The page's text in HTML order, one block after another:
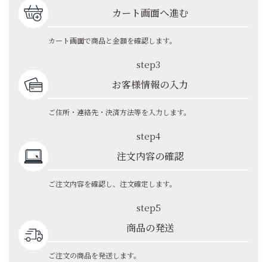
カート画面へ進む
カート画面で商品と金額を確認します。
step3
お客様情報の入力
ご住所・連絡先・決済方法等を入力します。
step4
注文内容の確認
ご注文内容を確認し、注文確定します。
step5
商品の発送
ご注文の商品を発送します。